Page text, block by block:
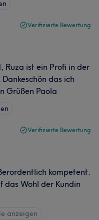
Verifizierte Bewertung
Ruza ist ein Profi in der
das ich
Grüßen Paola
Verifizierte Bewertung
kompetent.
das Wohl der Kundin
anzeigen